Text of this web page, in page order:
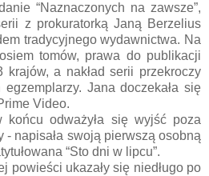
“Naznaczonych na zawsze”,
z prokuratorką Janą Berzelius
tradycyjnego wydawnictwa. Na
tomów, prawa do publikacji
krajów, a nakład serii przekroczy
Jana doczekała się
Video.
odważyła się wyjść poza
- napisała swoją pierwszą osobną
“Sto dni w lipcu”.
powieści ukazały się niedługo po